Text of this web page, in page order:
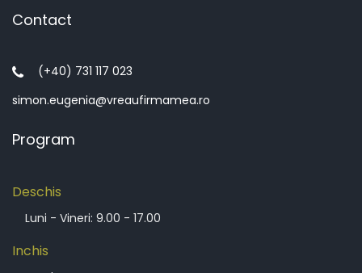
Contact
(+40) 731 117 023
simon.eugenia@vreaufirmamea.ro
Program
Deschis
Luni - Vineri: 9.00 - 17.00
Inchis